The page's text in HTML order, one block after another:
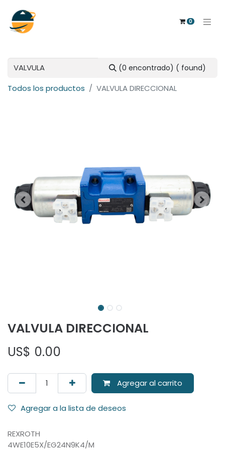
0
(0 encontrado) ( found)
Todos los productos VALVULA DIRECCIONAL
VALVULA DIRECCIONAL
US$ 0.00
Agregar al carrito
Agregar a la lista de deseos
REXROTH
4WE10E5X/EG24N9K4/M